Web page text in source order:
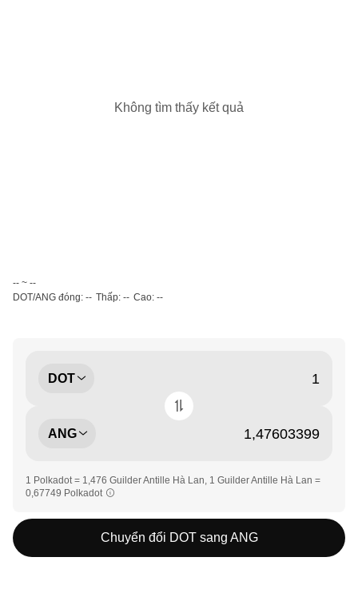
Không tìm thấy kết quả
-- ~ --
DOT/ANG đóng: -- Thấp: -- Cao: --
DOT
ANG
1 Polkadot = 1,476 Guilder Antille Hà Lan, 1 Guilder Antille Hà Lan =
0,67749 Polkadot
Chuyển đổi DOT sang ANG